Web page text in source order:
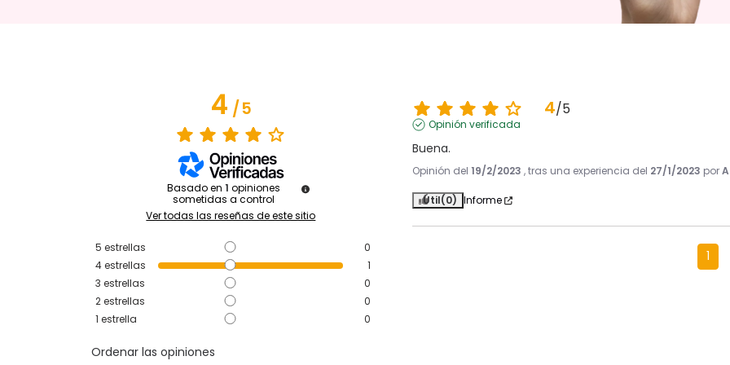
4/5
Basado en 1 opiniones
sometidas a control
Ver todas las reseñas de este sitio
5 estrellas
0
4estrellas
1
3 estrellas
0
2estrellas
0
1 estrella 0
Ordenar las opiniones
4/5
Opinión verificada
Buena.
Opinión del 19/2/2023 , tras una experiencia del 27/1/2023 por
Útil(0) Informe
1